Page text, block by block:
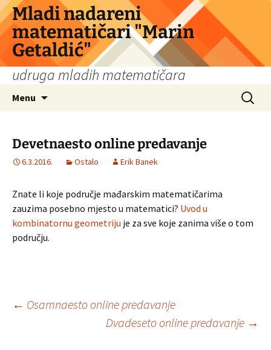
Skip
to
content
Mladi nadareni
matematičari "Marin
Getaldić"
udruga mladih matematičara
Menu
Search
for:
Devetnaesto online predavanje
6.3.2016. Ostalo Erik Banek
Znate li koje područje mađarskim matematičarima
zauzima posebno mjesto u matematici? Uvod u
kombinatornu geometriju je za sve koje zanima više o tom
području.
Post
← Osamnaesto online predavanje
Dvadeseto online predavanje →